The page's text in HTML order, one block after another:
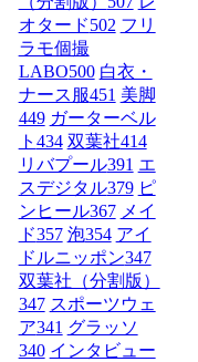
オタード502 フリ
ラモ個撮
LABO500 白衣・
ナース服451 美脚
449 ガーターベル
ト 434 双葉社414
リバプール391 エ
スデジタル379 ピ
ンヒール367 メイ
ド357 泡354 アイ
ドルニッポン347
双葉社（分割版）
347 スポーツウェ
ア341 グラッソ
340 インタビュー